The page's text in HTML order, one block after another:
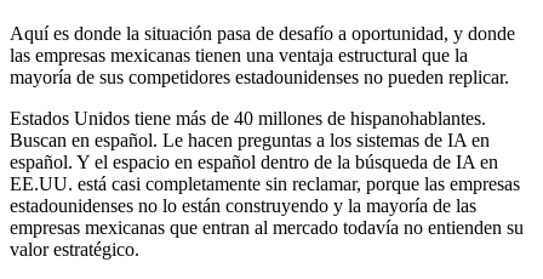
Aquí es donde la situación pasa de desafío a oportunidad, y donde
las empresas mexicanas tienen una ventaja estructural que la
mayoría de sus competidores estadounidenses no pueden replicar.
Estados Unidos tiene más de 40 millones de hispanohablantes.
Buscan en español. Le hacen preguntas a los sistemas de IA en
español. Y el espacio en español dentro de la búsqueda de IA en
EE.UU. está casi completamente sin reclamar, porque las empresas
estadounidenses no lo están construyendo y la mayoría de las
empresas mexicanas que entran al mercado todavía no entienden su
valor estratégico.